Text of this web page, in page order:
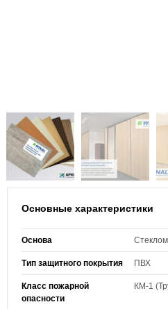
Основные характеристики
Основа
Тип защитного покрытия ПВХ
Класс пожарной
опасности
КМ-1